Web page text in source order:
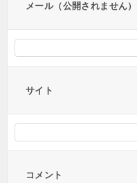
メール（公開されません）
サイト
コメント